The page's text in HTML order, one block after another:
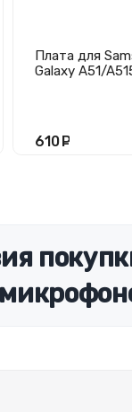
Плата для
Galaxy A51/
Премиум
610